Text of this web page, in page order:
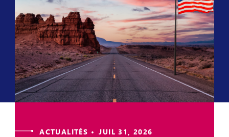
ACTUALITÉS • JUIL 31, 2026